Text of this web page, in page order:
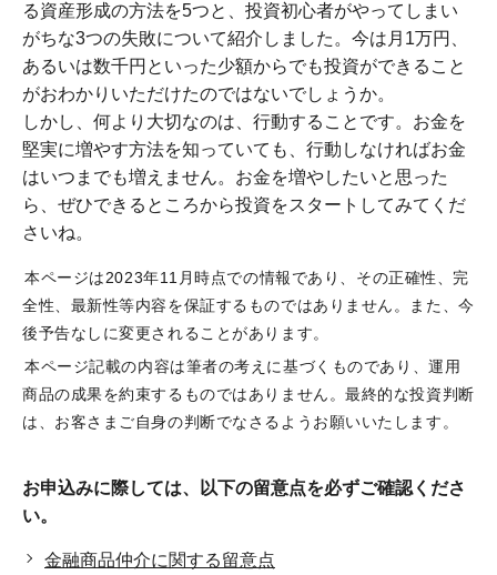
る資産形成の方法を5つと、投資初心者がやってしまい
がちな3つの失敗について紹介しました。今は月1万円、
あるいは数千円といった少額からでも投資ができること
がおわかりいただけたのではないでしょうか。
しかし、何より大切なのは、行動することです。お金を
堅実に増やす方法を知っていても、行動しなければお金
はいつまでも増えません。お金を増やしたいと思った
ら、ぜひできるところから投資をスタートしてみてくだ
さいね。
本ページは2023年11月時点での情報であり、その正確性、完
全性、最新性等内容を保証するものではありません。また、今
後予告なしに変更されることがあります。
本ページ記載の内容は筆者の考えに基づくものであり、運用
商品の成果を約束するものではありません。最終的な投資判断
は、お客さまご自身の判断でなさるようお願いいたします。
お申込みに際しては、以下の留意点を必ずご確認くださ
い。
金融商品仲介に関する留意点